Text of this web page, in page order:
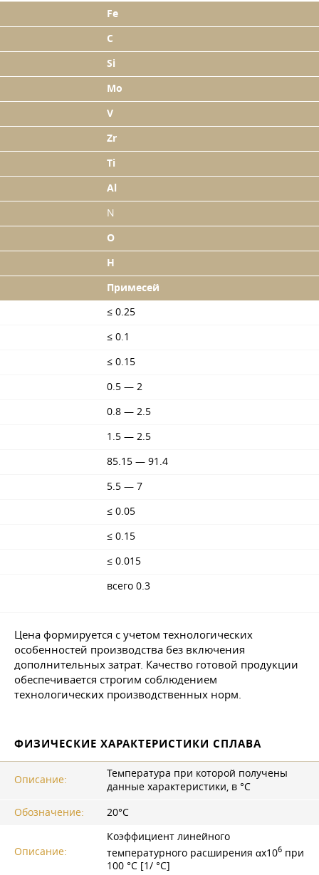
Fe
C
Si
Mo
V
Zr
Ti
Al
N
O
H
Примесей
≤ 0.25
≤ 0.1
≤ 0.15
0.5 — 2
0.8 — 2.5
1.5 — 2.5
85.15 — 91.4
5.5 — 7
≤ 0.05
≤ 0.15
≤ 0.015
всего 0.3
Цена формируется с учетом технологических
особенностей производства без включения
дополнительных затрат. Качество готовой продукции
обеспечивается строгим соблюдением
технологических производственных норм.
ФИЗИЧЕСКИЕ ХАРАКТЕРИСТИКИ СПЛАВА
Описание:
Температура при которой получены
данные характеристики, в °С
Обозначение:
20°С
Описание:
Коэффициент линейного
температурного расширения αx106 при
100 °C [1/ °С]